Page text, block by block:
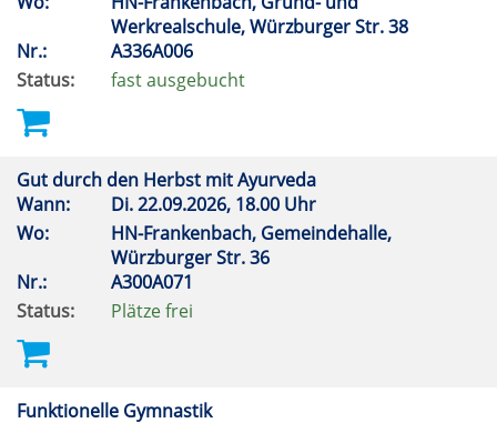
Werkrealschule, Würzburger Str. 38
Nr.:
A336A006
Status:
fast ausgebucht
Gut durch den Herbst mit Ayurveda
Wann:
Di.22.09.2026, 18.00 Uhr
Wo:
HN-Frankenbach, Gemeindehalle,
Würzburger Str. 36
Nr.:
A300A071
Status:
Plätze frei
Funktionelle Gymnastik